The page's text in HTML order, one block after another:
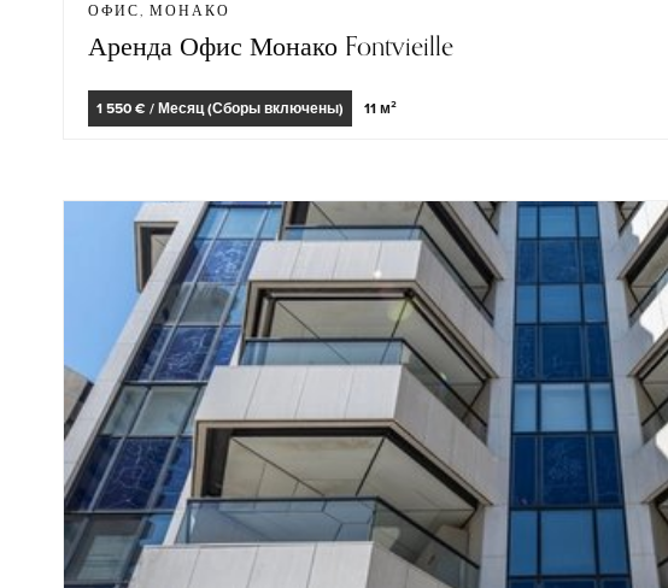
ОФИС, МОНАКО
Аренда Офис Монако Fontvieille
1 550 € / Месяц (Сборы включены) 11 м²